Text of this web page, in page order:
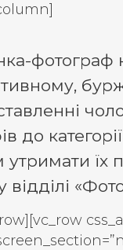
фотограф
до
їх
відділі